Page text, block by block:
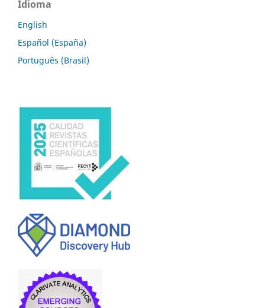
Idioma
English
Español (España)
Português (Brasil)